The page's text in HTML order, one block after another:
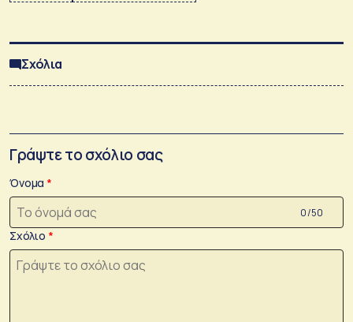
Σχόλια
Γράψτε το σχόλιο σας
Όνομα
0 /50
Σχόλιο